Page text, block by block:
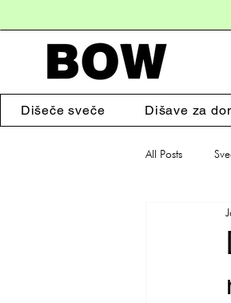
Dišeče sveče Dišave za
All Posts
Poslovna